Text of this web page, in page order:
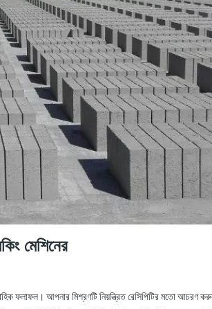
মেশিনের
ফলাফল। আপনার মিশ্রণটি নিয়ন্ত্রিত রেসিপিটির মতো